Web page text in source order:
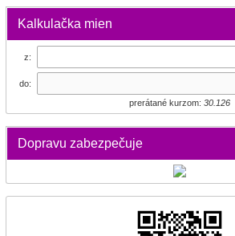
Kalkulačka mien
z:
do:
prerátané kurzom: 30.126
Dopravu zabezpečuje